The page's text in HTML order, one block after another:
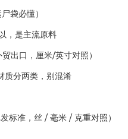
袋必懂）
，是主流原料
出口，厘米/英寸对照）
质分两类，别混淆
标准，丝 / 毫米 / 克重对照）